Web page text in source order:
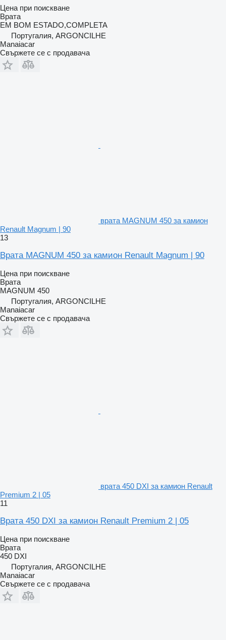
Цена при поискване
Врата
EM BOM ESTADO,COMPLETA
Португалия, ARGONCILHE
Manaiacar
Свържете се с продавача
врата MAGNUM 450 за камион
Renault Magnum | 90
13
Врата MAGNUM 450 за камион Renault Magnum | 90
Цена при поискване
Врата
MAGNUM 450
Португалия, ARGONCILHE
Manaiacar
Свържете се с продавача
врата 450 DXI за камион Renault
Premium 2 | 05
11
Врата 450 DXI за камион Renault Premium 2 | 05
Цена при поискване
Врата
450 DXI
Португалия, ARGONCILHE
Manaiacar
Свържете се с продавача